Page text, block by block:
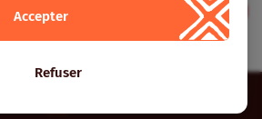
Accepter
Refuser
soutien de l’Agence